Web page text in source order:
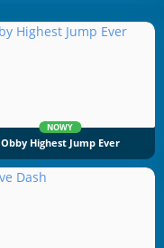
NOWY
Obby Highest Jump Ever